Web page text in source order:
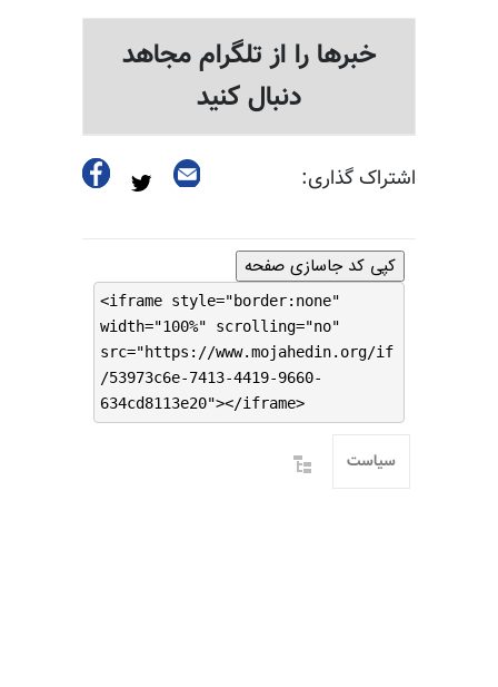
خبرها را از تلگرام مجاهد
دنبال کنید
اشتراک گذاری:
کپی کد جاسازی صفحه
<iframe style="border:none"
width="100%" scrolling="no"
src="https://www.mojahedin.org/if
/53973c6e-7413-4419-9660-
634cd8113e20"></iframe>
سیاست